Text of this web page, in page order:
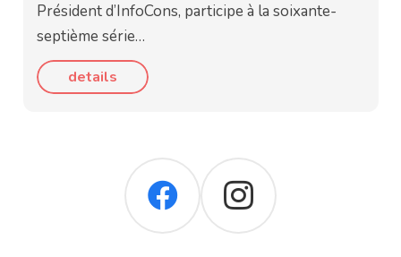
Président d’InfoCons, participe à la soixante-
septième série…
details